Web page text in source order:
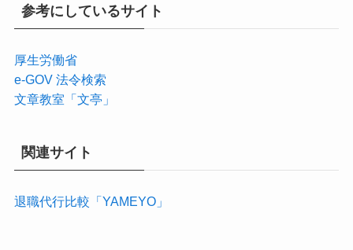
参考にしているサイト
厚生労働省
e-GOV 法令検索
文章教室「文亭」
関連サイト
退職代行比較「YAMEYO」